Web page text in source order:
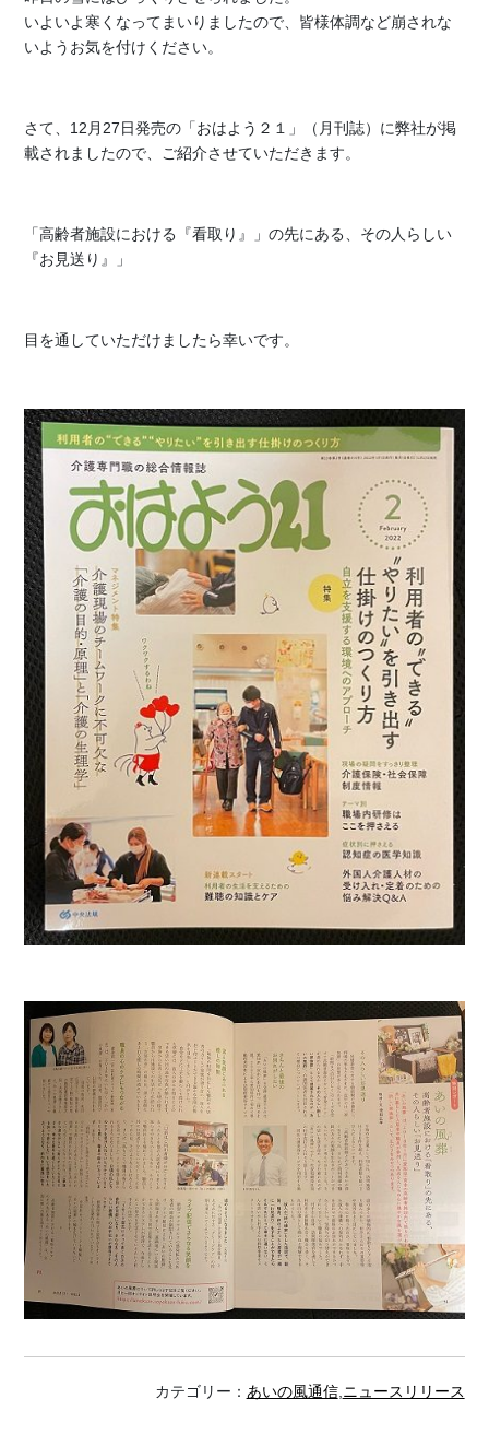
いよいよ寒くなってまいりましたので、皆様体調など崩されな
いようお気を付けください。
さて、12月27日発売の「おはよう２１」（月刊誌）に弊社が掲
載されましたので、ご紹介させていただきます。
「高齢者施設における『看取り』」の先にある、その人らしい
『お見送り』」
目を通していただけましたら幸いです。
カテゴリー： あいの風通信, ニュースリリース